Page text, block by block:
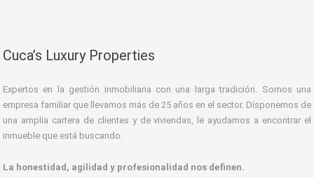
Cuca’s Luxury Properties
Expertos en la gestión inmobiliaria con una larga tradición. Somos una
empresa familiar que llevamos más de 25 años en el sector. Disponemos de
una amplia cartera de clientes y de viviendas, le ayudamos a encontrar el
inmueble que está buscando.
La honestidad, agilidad y profesionalidad nos definen.